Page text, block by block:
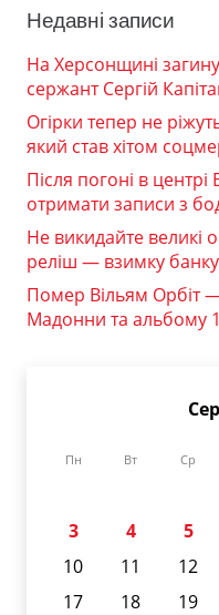
Недавні записи
На Херсонщині
сержант Сергій
Огірки тепер не
який став хітом
Після погоні в
отримати записи з
Не викидайте великі
реліш — взимку банку
Помер Вільям Орбіт
Мадонни та альбому
Пн Вт Ср
3
4 5
10
11 12
17
18 19